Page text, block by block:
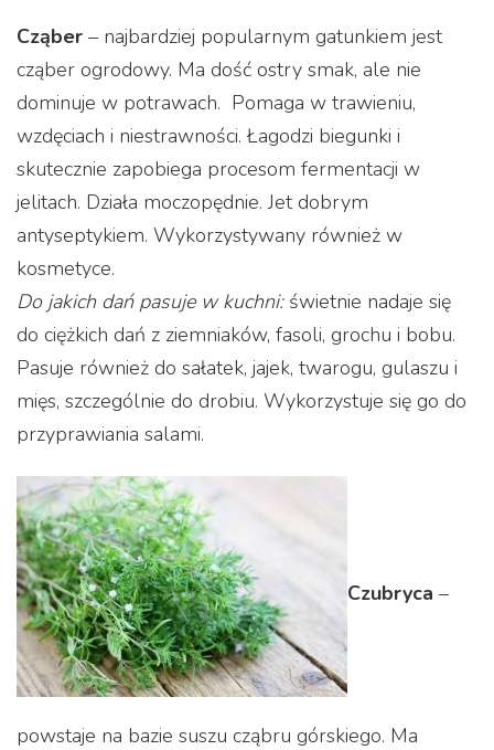
Cząber – najbardziej popularnym gatunkiem jest
cząber ogrodowy. Ma dość ostry smak, ale nie
dominuje w potrawach. Pomaga w trawieniu,
wzdęciach i niestrawności. Łagodzi biegunki i
skutecznie zapobiega procesom fermentacji w
jelitach. Działa moczopędnie. Jet dobrym
antyseptykiem. Wykorzystywany również w
kosmetyce.
Do jakich dań pasuje w kuchni:świetnie nadaje się
do ciężkich dań z ziemniaków, fasoli, grochu i bobu.
Pasuje również do sałatek, jajek, twarogu, gulaszu i
mięs, szczególnie do drobiu. Wykorzystuje się go do
przyprawiania salami.
Czubryca –
powstaje na bazie suszu cząbru górskiego. Ma